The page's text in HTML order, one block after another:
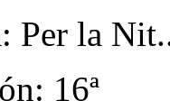
Per la
16ª